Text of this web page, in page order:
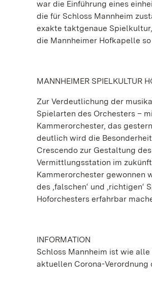
war die Einführung eines
die für Schloss Mannheim
exakte taktgenaue
die Mannheimer Hofkapelle
MANNHEIMER SPIELKULTUR
Zur Verdeutlichung der
Spielarten des Orchesters –
Kammerorchester, das
deutlich wird die
Crescendo zur Gestaltung
Vermittlungsstation im
Kammerorchester gewonnen
des ‚falschen‘ und
Hoforchesters erfahrbar
INFORMATION
Schloss Mannheim ist wie alle
aktuellen Corona-Verordnung